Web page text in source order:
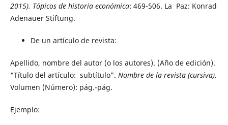
2015). Tópicos de historia económica: 469-506. La Paz: Konrad
Adenauer Stiftung.
De un artículo de revista:
Apellido, nombre del autor (o los autores). (Año de edición).
“Título del artículo: subtítulo”. Nombre de la revista (cursiva).
Volumen (Número): pág.-pág.
Ejemplo: